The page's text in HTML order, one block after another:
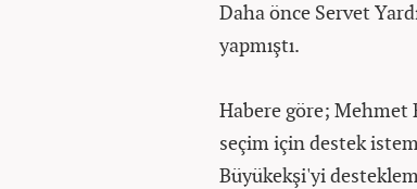
Daha önce Servet
yapmıştı.
Habere göre; Mehmet
seçim için destek
Büyükekşi'yi